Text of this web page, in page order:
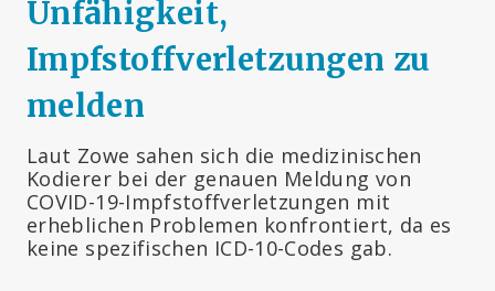
Unfähigkeit,
Impfstoffverletzungen zu
melden
Laut Zowe sahen sich die medizinischen
Kodierer bei der genauen Meldung von
COVID-19-Impfstoffverletzungen mit
erheblichen Problemen konfrontiert, da es
keine spezifischen ICD-10-Codes gab.